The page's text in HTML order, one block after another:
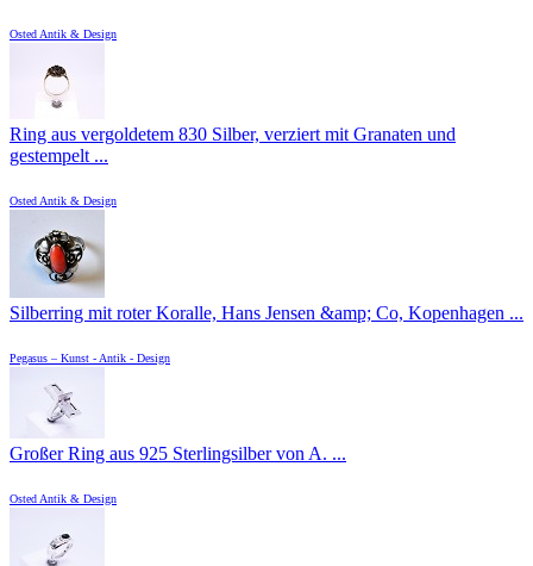
Osted Antik & Design
Ring aus vergoldetem 830 Silber, verziert mit Granaten und
gestempelt ...
Osted Antik & Design
Silberring mit roter Koralle, Hans Jensen &amp; Co, Kopenhagen ...
Pegasus – Kunst - Antik - Design
Großer Ring aus 925 Sterlingsilber von A. ...
Osted Antik & Design